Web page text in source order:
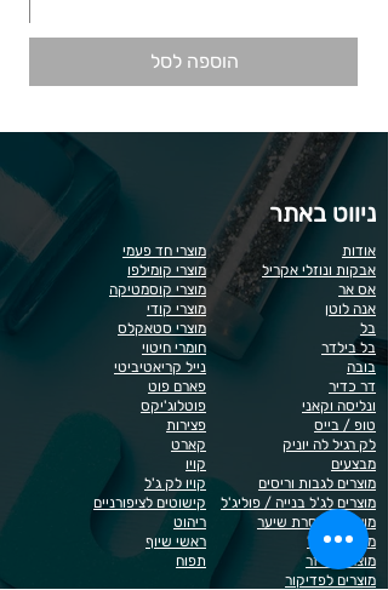
הוספה לסל
ניווט באתר
מוצרי חד פעמי
מוצרי קומילפו
מוצרי קוסמטיקה
מוצרי קודי
מוצרי סטאקלס
חומרי חיטוי
נייל קריאטיביטי
פארם פוט
פוטלוג'יקס
פצירות
קארט
קויו
קויו לק ג'ל
קישוטים לציפורניים
ריהוט
ראשי שיוף
תפוח
אודות
אבקות ונוזלי אקריל
אס אר
אנה לוטן
בל
בל בילדר
בובה
דר כדיר
ונליסה וקאני
טופ / בייס
לק רגיל לה יוניק
מבצעים
מוצרים לגבות וריסים
מוצרים לג'ל בנייה / פוליג'ל
מוצרים להסרת שיער
מוצרי חשמל
מוצרים לייזר
מוצרים לפדיקור